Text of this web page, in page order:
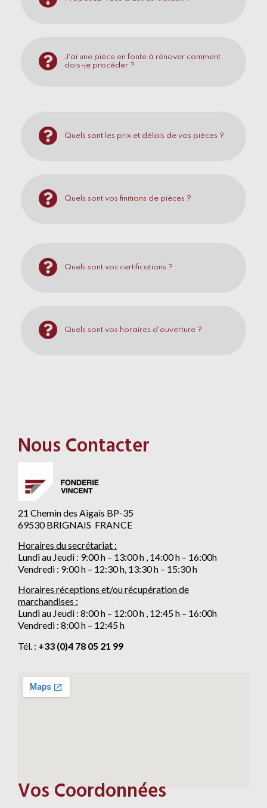
J'ai une pièce en fonte à rénover comment
dois-je procéder ?
Quels sont les prix et délais de vos pièces ?
Quels sont vos finitions de pièces ?
Quels sont vos certifications ?
Quels sont vos horaires d'ouverture ?
Nous Contacter
21 Chemin des Aigais BP-35
69530 BRIGNAIS FRANCE
Horaires du secrétariat :
Lundi au Jeudi : 9:00 h – 13:00 h , 14:00 h – 16:00h
Vendredi : 9:00 h – 12:30 h, 13:30 h – 15:30 h
Horaires réceptions et/ou récupération de
marchandises :
Lundi au Jeudi : 8:00 h – 12:00 h , 12:45 h – 16:00h
Vendredi : 8:00 h – 12:45 h
Tél. : +33 (0)4 78 05 21 99
Vos Coordonnées